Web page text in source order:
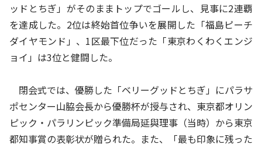
ッドとちぎ」がそのままトップでゴールし、見事に2連覇
を達成した。2位は終始首位争いを展開した「福島ピーチ
ダイヤモンド」、1区最下位だった「東京わくわくエンジ
ョイ」は3位と健闘した。
閉会式では、優勝した「ベリーグッドとちぎ」にパラサ
ポセンター山脇会長から優勝杯が授与され、東京都オリン
ピック・パラリンピック準備局延與理事（当時）から東京
都知事賞の表彰状が贈られた。また、「最も印象に残った